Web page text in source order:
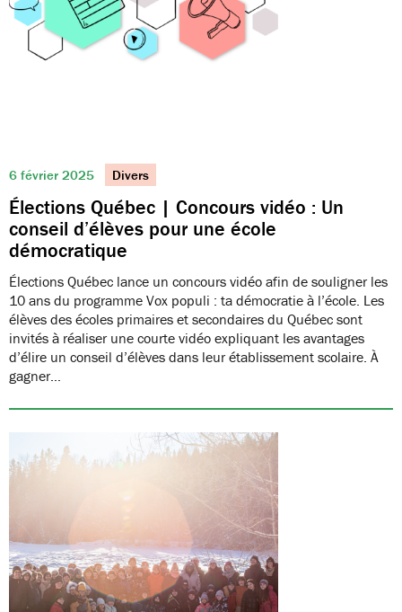
6 février 2025 Divers
Élections Québec | Concours vidéo : Un
conseil d’élèves pour une école
démocratique
Élections Québec lance un concours vidéo afin de souligner les
10 ans du programme Vox populi : ta démocratie à l’école. Les
élèves des écoles primaires et secondaires du Québec sont
invités à réaliser une courte vidéo expliquant les avantages
d’élire un conseil d’élèves dans leur établissement scolaire. À
gagner…